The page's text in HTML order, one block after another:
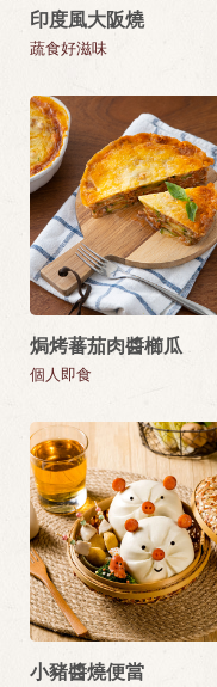
印度風大阪燒
蔬食好滋味
焗烤蕃茄肉醬櫛瓜
個人即食
小豬醬燒便當